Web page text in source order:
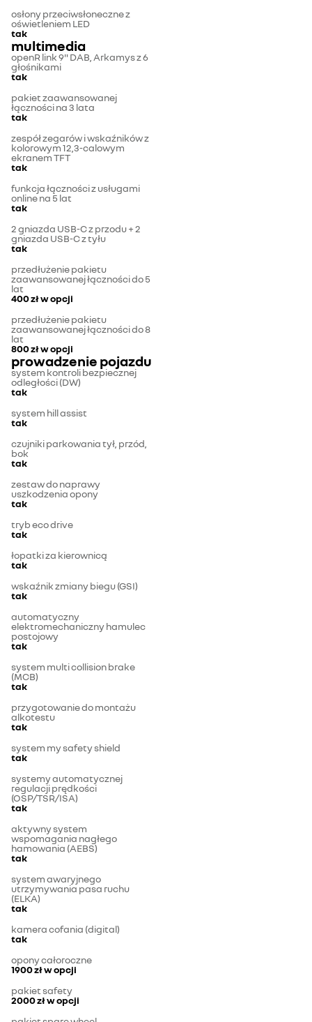
osłony przeciwsłoneczne z
oświetleniem LED
tak
multimedia
openR link 9" DAB, Arkamys z 6
głośnikami
tak
pakiet zaawansowanej
łączności na 3 lata
tak
zespół zegarów i wskaźników z
kolorowym 12,3-calowym
ekranem TFT
tak
funkcja łączności z usługami
online na 5 lat
tak
2 gniazda USB-C z przodu + 2
gniazda USB-C z tyłu
tak
przedłużenie pakietu
zaawansowanej łączności do 5
lat
400 złw opcji
przedłużenie pakietu
zaawansowanej łączności do 8
lat
800 złw opcji
prowadzenie pojazdu
system kontroli bezpiecznej
odległości (DW)
tak
system hill assist
tak
czujniki parkowania tył, przód,
bok
tak
zestaw do naprawy
uszkodzenia opony
tak
tryb eco drive
tak
łopatki za kierownicą
tak
wskaźnik zmiany biegu (GSI)
tak
automatyczny
elektromechaniczny hamulec
postojowy
tak
system multi collision brake
(MCB)
tak
przygotowanie do montażu
alkotestu
tak
system my safety shield
tak
systemy automatycznej
regulacji prędkości
(OSP/TSR/ISA)
tak
aktywny system
wspomagania nagłego
hamowania (AEBS)
tak
system awaryjnego
utrzymywania pasa ruchu
(ELKA)
tak
kamera cofania (digital)
tak
opony całoroczne
1900 złw opcji
pakiet safety
2000 złw opcji